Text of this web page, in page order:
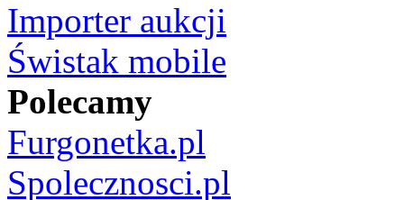
Importer aukcji
Świstak mobile
Polecamy
Furgonetka.pl
Spolecznosci.pl